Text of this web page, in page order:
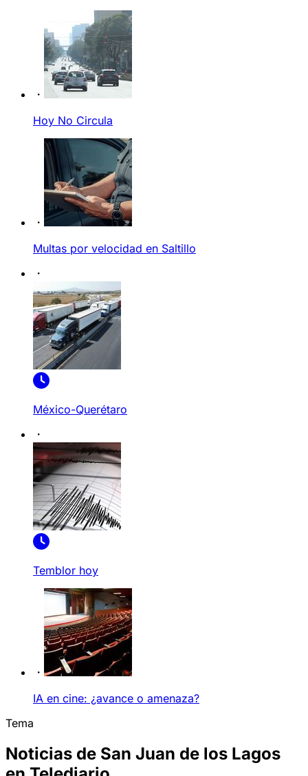
Hoy No Circula
Multas por velocidad en Saltillo
México-Querétaro
Temblor hoy
IA en cine: ¿avance o amenaza?
Tema
Noticias de San Juan de los Lagos